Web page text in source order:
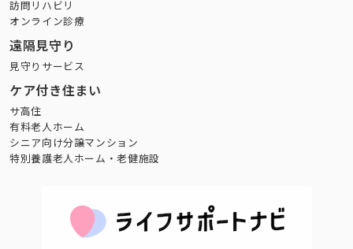
訪問リハビリ
オンライン診療
遠隔見守り
見守りサービス
ケア付き住まい
サ高住
有料老人ホーム
シニア向け分譲マンション
特別養護老人ホーム・老健施設